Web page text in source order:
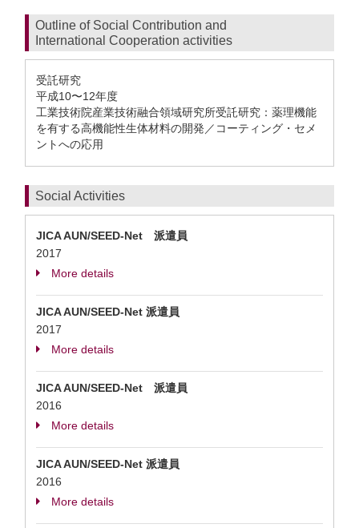
Outline of Social Contribution and
International Cooperation activities
受託研究
平成10〜12年度
工業技術院産業技術融合領域研究所受託研究：薬理機能
を有する高機能性生体材料の開発／コーティング・セメ
ントへの応用
Social Activities
JICA AUN/SEED-Net 派遣員
2017
More details
JICA AUN/SEED-Net 派遣員
2017
More details
JICA AUN/SEED-Net 派遣員
2016
More details
JICA AUN/SEED-Net 派遣員
2016
More details